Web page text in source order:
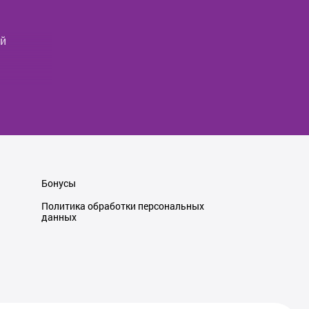
Бонусы
Политика обработки персональных
данных